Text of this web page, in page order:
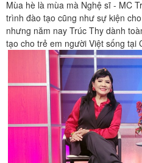
Mùa hè là mùa mà Nghệ sĩ - MC
trình đào tạo cũng như sự kiện
nhưng năm nay Trúc Thy dành
tạo cho trẻ em người Việt sống tại